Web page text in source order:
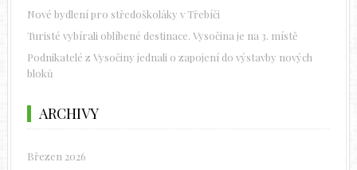
Nové bydlení pro středoškoláky v Třebíči
Turisté vybírali oblíbené destinace. Vysočina je na 3. místě
Podnikatelé z Vysočiny jednali o zapojení do výstavby nových
bloků
ARCHIVY
Březen 2026